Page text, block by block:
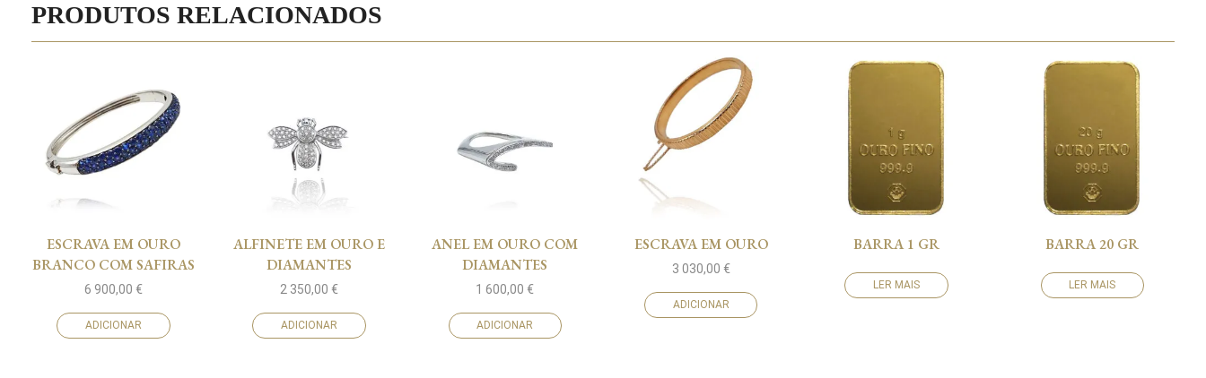
PRODUTOS RELACIONADOS
ESCRAVA EM OURO
BRANCO COM SAFIRAS
6 900,00€
ADICIONAR
ALFINETE EM OURO E
DIAMANTES
2 350,00€
ADICIONAR
ANEL EM OURO COM
DIAMANTES
1 600,00€
ADICIONAR
ESCRAVA EM OURO
3 030,00 €
ADICIONAR
BARRA 1 GR
LER MAIS
BARRA 20 GR
LER MAIS